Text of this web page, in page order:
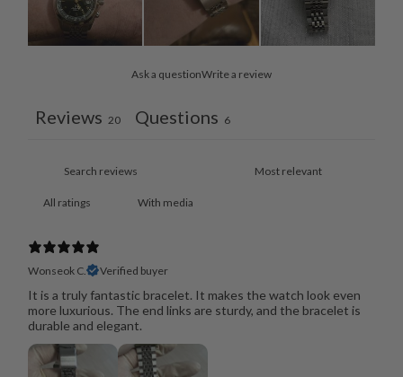
Ask a questionWrite a review
Reviews 20 Questions 6
With media
Wonseok C. Verified buyer
It is a truly fantastic bracelet. It makes the watch look even
more luxurious. The end links are sturdy, and the bracelet is
durable and elegant.